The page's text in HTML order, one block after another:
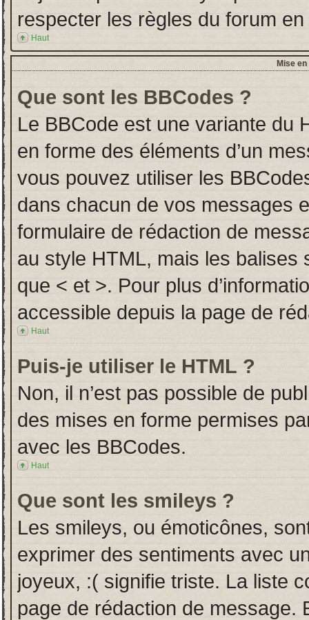
respecter les règles du forum
Haut
Mise
Que sont les BBCodes ?
Le BBCode est une variante du
en forme des éléments d’un
vous pouvez utiliser les
dans chacun de vos messages
formulaire de rédaction de
au style HTML, mais les
que < et >. Pour plus
accessible depuis la page de
Haut
Puis-je utiliser le HTML ?
Non, il n’est pas possible de
des mises en forme permises
avec les BBCodes.
Haut
Que sont les smileys ?
Les smileys, ou émoticônes,
exprimer des sentiments avec
joyeux, :( signifie triste. La liste
page de rédaction de message.